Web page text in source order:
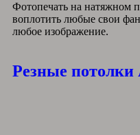
Фотопечать на натяжном
воплотить любые свои
любое изображение.
Резные потолки